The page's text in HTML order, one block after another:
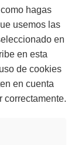
hagas
usemos las
en
en esta
de cookies
en cuenta
correctamente.